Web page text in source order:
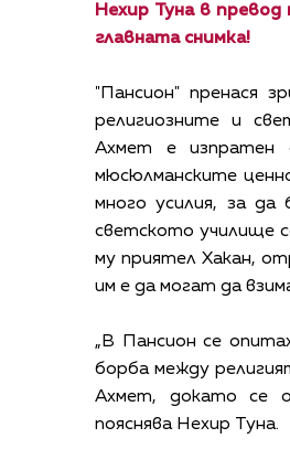
Нехир Туна в
главната снимка!
"Пансион" пренася
религиозните и
Ахмет е изпратен
мюсюлманските
много усилия, за
светското училище
му приятел Хакан,
им е да могат да
„В Пансион се
борба между
Ахмет, докато се
пояснява Нехир Туна.